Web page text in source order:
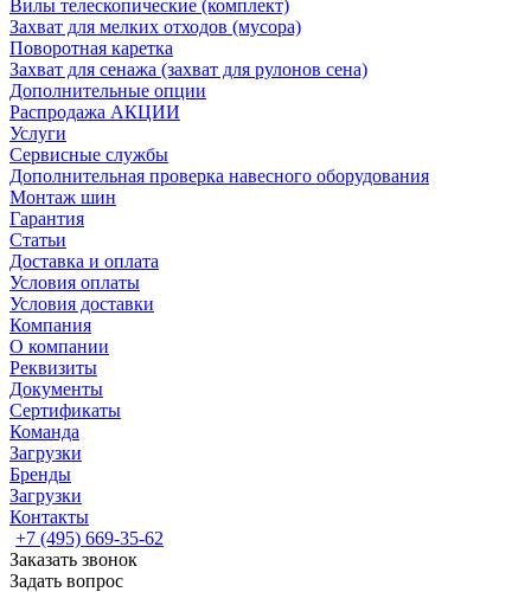
Вилы телескопические (комплект)
Захват для мелких отходов (мусора)
Поворотная каретка
Захват для сенажа (захват для рулонов сена)
Дополнительные опции
Распродажа АКЦИИ
Услуги
Сервисные службы
Дополнительная проверка навесного оборудования
Монтаж шин
Гарантия
Статьи
Доставка и оплата
Условия оплаты
Условия доставки
Компания
О компании
Реквизиты
Документы
Сертификаты
Команда
Загрузки
Бренды
Загрузки
Контакты
+7 (495) 669-35-62
Заказать звонок
Задать вопрос